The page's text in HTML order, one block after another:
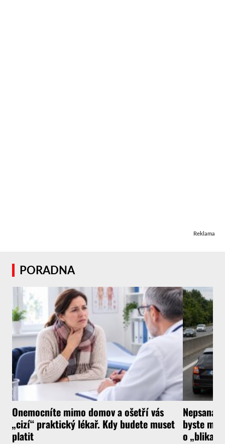
Reklama
PORADNA
Onemocníte mimo domov a ošetří vás
„cizí“ praktický lékař. Kdy budete muset
platit
Nepsaná
byste
o